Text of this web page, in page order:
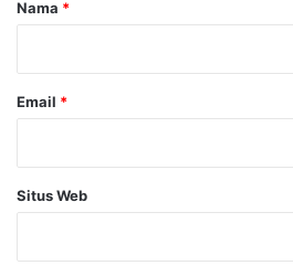
Nama *
Email *
Situs Web